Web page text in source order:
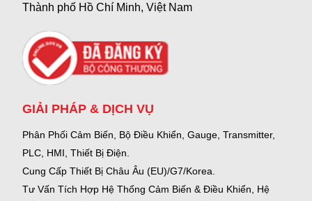
Thành phố Hồ Chí Minh, Việt Nam
GIẢI PHÁP & DỊCH VỤ
Phân Phối Cảm Biến, Bộ Điều Khiển, Gauge, Transmitter,
PLC, HMI, Thiết Bị Điện.
Cung Cấp Thiết Bị Châu Âu (EU)/G7/Korea.
Tư Vấn Tích Hợp Hệ Thống Cảm Biến & Điều Khiển, Hệ